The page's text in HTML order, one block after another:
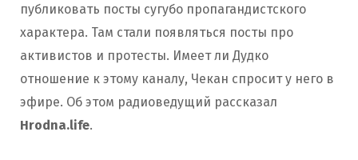
публиковать посты сугубо пропагандистского
характера. Там стали появляться посты про
активистов и протесты. Имеет ли Дудко
отношение к этому каналу, Чекан спросит у него в
эфире. Об этом радиоведущий рассказал
Hrodna.life.